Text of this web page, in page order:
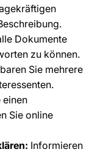
Dokumente
zu können.
Sie mehrere
einen
Sie online
Informieren